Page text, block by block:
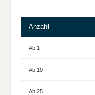
Anzahl
Ab 1
Ab 10
Ab 25